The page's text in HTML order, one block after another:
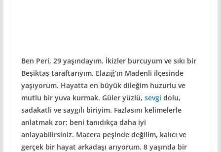
Ben Peri, 29 yaşındayım. İkizler burcuyum ve sıkı bir
Beşiktaş taraftarıyım. Elazığ’ın Madenli ilçesinde
yaşıyorum. Hayatta en büyük dileğim huzurlu ve
mutlu bir yuva kurmak. Güler yüzlü, sevgi dolu,
sadakatli ve saygılı biriyim. Fazlasını kelimelerle
anlatmak zor; beni tanıdıkça daha iyi
anlayabilirsiniz. Macera peşinde değilim, kalıcı ve
gerçek bir hayat arkadaşı arıyorum. 8 yaşında bir